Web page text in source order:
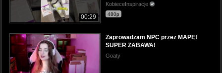
00:29
KobieceInspiracje
480p
Zaprowadzam NPC przez MAPĘ!
SUPER ZABAWA!
Goaty